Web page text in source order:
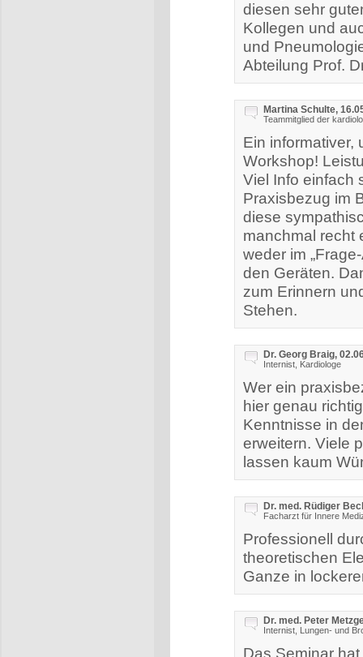
diesen sehr
Kollegen und
und
Abteilung Prof.
Martina Schulte,
Teammitglied der
Ein informativer,
Workshop!
Viel Info einfach
Praxisbezug im
diese
manchmal recht
weder im
den Geräten.
zum Erinnern
Stehen.
Dr. Georg Braig,
Internist, Kardiologe
Wer ein
hier genau
Kenntnisse in
erweitern. Viele
lassen kaum
Dr. med. Rüdiger
Facharzt für Innere
Professionell
theoretischen
Ganze in
Dr. med. Peter
Internist, Lungen- und
Das Seminar